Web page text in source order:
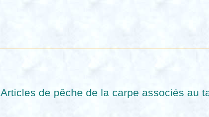
Articles de pêche de la carpe associés au